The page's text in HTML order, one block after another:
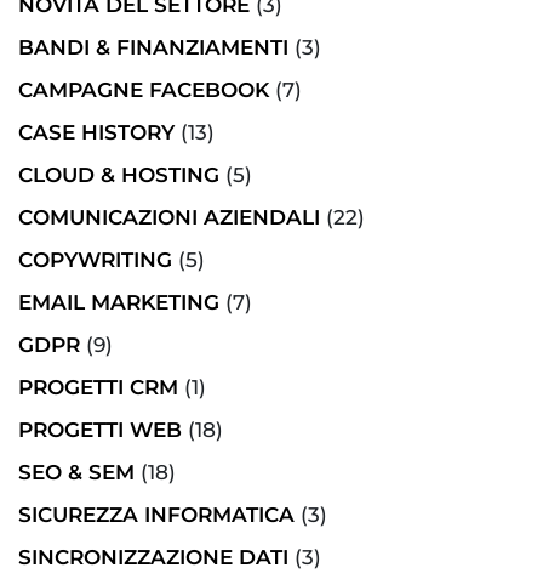
BANDI & FINANZIAMENTI (3)
CAMPAGNE FACEBOOK (7)
CASE HISTORY(13)
CLOUD & HOSTING (5)
COMUNICAZIONI AZIENDALI (22)
COPYWRITING (5)
EMAIL MARKETING (7)
GDPR (9)
PROGETTI CRM (1)
PROGETTI WEB (18)
SEO & SEM (18)
SICUREZZA INFORMATICA (3)
SINCRONIZZAZIONE DATI (3)